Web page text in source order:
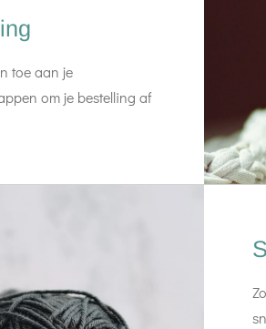
toe aan je
om je bestelling af